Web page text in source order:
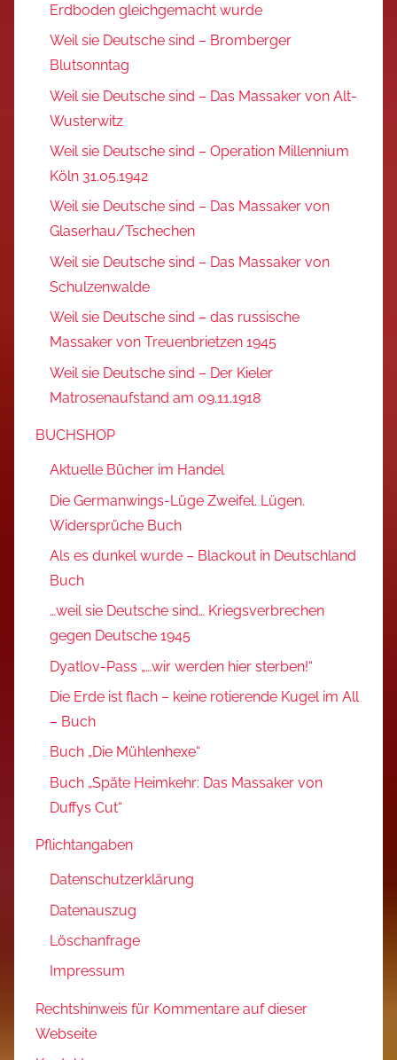
Erdboden gleichgemacht wurde
Weil sie Deutsche sind – Bromberger
Blutsonntag
Weil sie Deutsche sind – Das Massaker von Alt-
Wusterwitz
Weil sie Deutsche sind – Operation Millennium
Köln 31.05.1942
Weil sie Deutsche sind – Das Massaker von
Glaserhau/Tschechen
Weil sie Deutsche sind – Das Massaker von
Schulzenwalde
Weil sie Deutsche sind – das russische
Massaker von Treuenbrietzen 1945
Weil sie Deutsche sind – Der Kieler
Matrosenaufstand am 09.11.1918
BUCHSHOP
Aktuelle Bücher im Handel
Die Germanwings-Lüge Zweifel. Lügen.
Widersprüche Buch
Als es dunkel wurde – Blackout in Deutschland
Buch
…weil sie Deutsche sind… Kriegsverbrechen
gegen Deutsche 1945
Dyatlov-Pass „…wir werden hier sterben!“
Die Erde ist flach – keine rotierende Kugel im All
– Buch
Buch „Die Mühlenhexe“
Buch „Späte Heimkehr: Das Massaker von
Duffys Cut“
Pflichtangaben
Datenschutzerklärung
Datenauszug
Löschanfrage
Impressum
Rechtshinweis für Kommentare auf dieser
Webseite